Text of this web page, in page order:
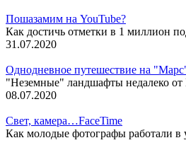
Пошазамим на YouTube?
Как достичь отметки в 1 миллион
31.07.2020
Однодневное путешествие на
"Неземные" ландшафты недалеко
08.07.2020
Свет, камера…FaceTime
Как молодые фотографы работали в